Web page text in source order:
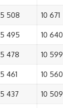
5 508 10 671
5 495 10 640
5 478 10 599
5 461 10 560
5 437 10 509